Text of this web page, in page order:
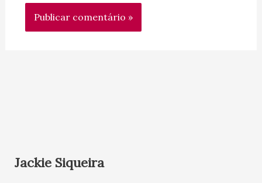
Jackie Siqueira